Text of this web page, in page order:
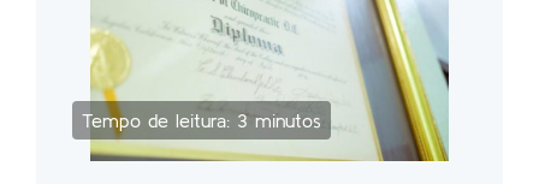
Tempo de leitura: 3 minutos